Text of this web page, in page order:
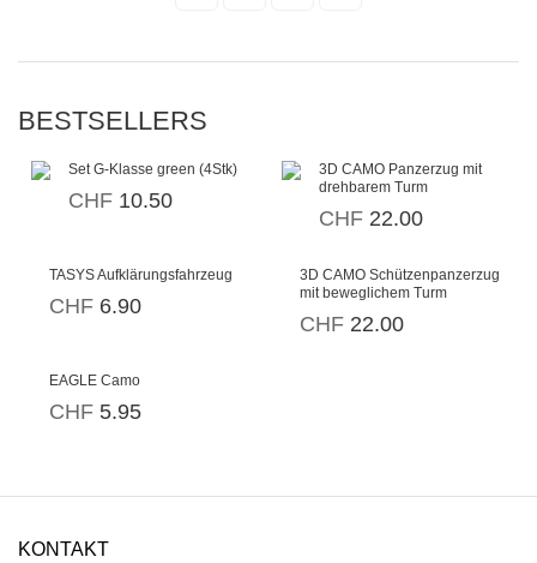
BESTSELLERS
Set G-Klasse green (4Stk)
CHF 10.50
3D CAMO Panzerzug mit
drehbarem Turm
CHF 22.00
TASYS Aufklärungsfahrzeug
CHF 6.90
3D CAMO Schützenpanzerzug
mit beweglichem Turm
CHF 22.00
EAGLE Camo
CHF 5.95
KONTAKT